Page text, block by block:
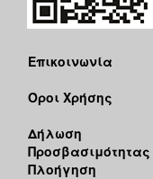
Επικοινωνία
Όροι Χρήσης
Δήλωση
Προσβασιμότητας
Πλοήγηση